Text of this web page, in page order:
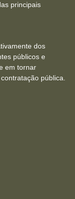
principais
dos
públicos e
em tornar
pública.